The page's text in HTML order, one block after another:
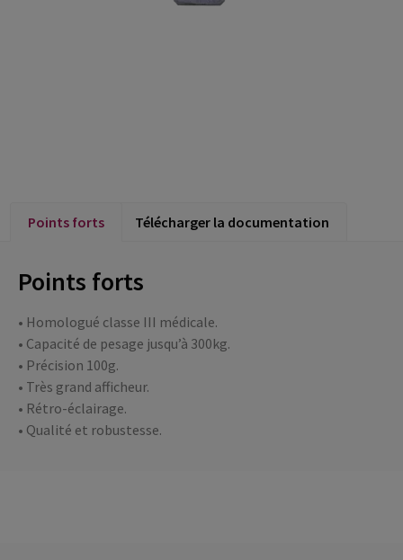
Points forts Télécharger la documentation
Points forts
• Homologué classe III médicale.
• Capacité de pesage jusqu’à 300kg.
• Précision 100g.
• Très grand afficheur.
• Rétro-éclairage.
• Qualité et robustesse.